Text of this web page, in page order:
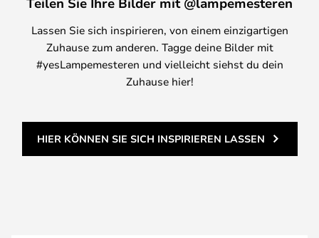
Lassen Sie sich inspirieren, von einem einzigartigen
Zuhause zum anderen. Tagge deine Bilder mit
#yesLampemesteren und vielleicht siehst du dein
Zuhause hier!
HIER KÖNNEN SIE SICH INSPIRIEREN LASSEN